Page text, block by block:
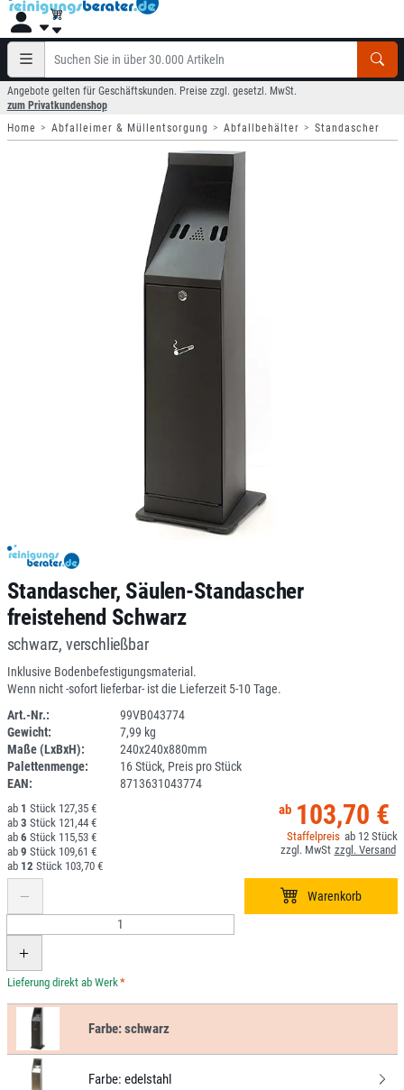
Angebote gelten für Geschäftskunden. Preise zzgl. gesetzl. MwSt.
zum Privatkundenshop
Home
Abfalleimer & Müllentsorgung Abfallbehälter Standascher
Standascher, Säulen-Standascher
freistehend Schwarz
schwarz, verschließbar
Inklusive Bodenbefestigungsmaterial.
Wenn nicht -sofort lieferbar- ist die Lieferzeit 5-10 Tage.
Art.-Nr.:
99VB043774
Gewicht:
7,99 kg
Maße (LxBxH):
240x240x880mm
Palettenmenge:
16 Stück, Preis pro Stück
EAN:
8713631043774
103,70 €
12
1
127,35 €
3
121,44 €
6
115,53 €
9
109,61 €
12
103,70 €
*
Farbe:schwarz
Farbe: edelstahl